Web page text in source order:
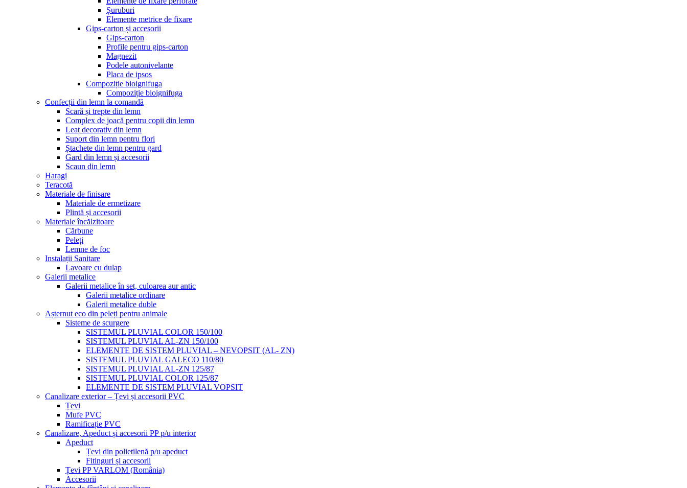
Șuruburi
Elemente metrice de fixare
Gips-carton și accesorii
Gips-carton
Profile pentru gips-carton
Magnezit
Podele autonivelante
Placa de ipsos
Compoziție bioignifuga
Compoziție bioignifuga
Confecții din lemn la comandă
Scară și trepte din lemn
Complex de joacă pentru copii din lemn
Leaț decorativ din lemn
Suport din lemn pentru flori
Ștachete din lemn pentru gard
Gard din lemn și accesorii
Scaun din lemn
Haragi
Teracotă
Materiale de finisare
Materiale de ermetizare
Plintă și accesorii
Materiale încălzitoare
Cărbune
Peleți
Lemne de foc
Instalații Sanitare
Lavoare cu dulap
Galerii metalice
Galerii metalice în set, culoarea aur antic
Galerii metalice ordinare
Galerii metalice duble
Așternut eco din peleți pentru animale
Sisteme de scurgere
SISTEMUL PLUVIAL COLOR 150/100
SISTEMUL PLUVIAL AL-ZN 150/100
ELEMENTE DE SISTEM PLUVIAL – NEVOPSIT (AL- ZN)
SISTEMUL PLUVIAL GALECO 110/80
SISTEMUL PLUVIAL AL-ZN 125/87
SISTEMUL PLUVIAL COLOR 125/87
ELEMENTE DE SISTEM PLUVIAL VOPSIT
Canalizare exterior – Țevi și accesorii PVC
Țevi
Mufe PVC
Ramificație PVC
Canalizare, Apeduct și accesorii PP p/u interior
Apeduct
Țevi din polietilenă p/u apeduct
Fitinguri și accesorii
Țevi PP VARLOM (România)
Accesorii